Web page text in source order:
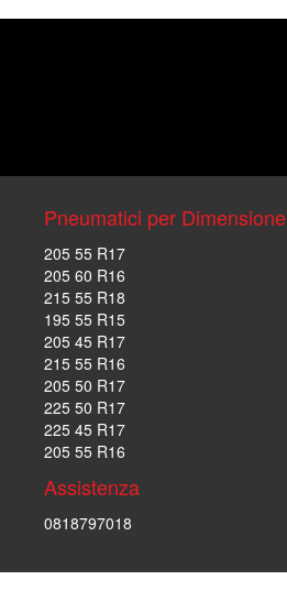
Pneumatici per Dimensione
205 55 R17
205 60 R16
215 55 R18
195 55 R15
205 45 R17
215 55 R16
205 50 R17
225 50 R17
225 45 R17
205 55 R16
Assistenza
0818797018